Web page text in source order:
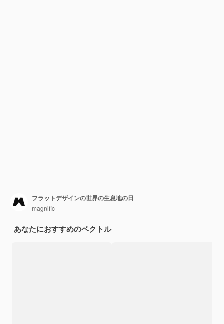
フラットデザインの世界の生息地の日
magnific
あなたにおすすめのベクトル